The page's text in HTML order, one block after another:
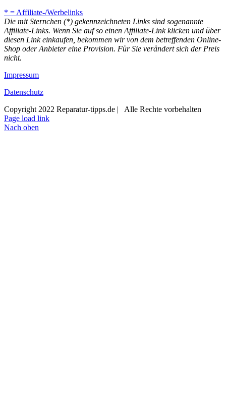
* = Affiliate-/Werbelinks
Die mit Sternchen (*) gekennzeichneten Links sind sogenannte
Affiliate-Links. Wenn Sie auf so einen Affiliate-Link klicken und über
diesen Link einkaufen, bekommen wir von dem betreffenden Online-
Shop oder Anbieter eine Provision. Für Sie verändert sich der Preis
nicht.
Impressum
Datenschutz
Copyright 2022 Reparatur-tipps.de | Alle Rechte vorbehalten
Page load link
Nach oben